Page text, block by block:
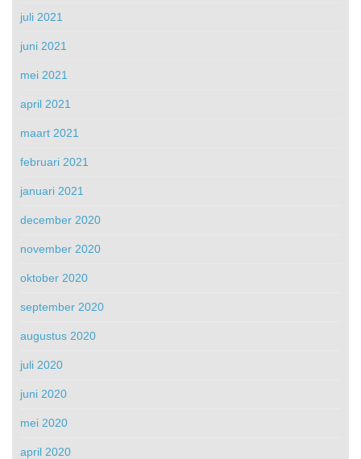
juli 2021
juni 2021
mei 2021
april 2021
maart 2021
februari 2021
januari 2021
december 2020
november 2020
oktober 2020
september 2020
augustus 2020
juli 2020
juni 2020
mei 2020
april 2020